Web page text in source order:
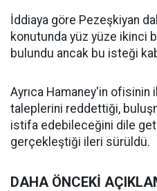
İddiaya göre Pezeşkiyan
konutunda yüz yüze ikinci
bulundu ancak bu isteği
Ayrıca Hamaney'in
taleplerini reddettiği,
istifa edebileceğini dile
gerçekleştiği ileri sürüldü.
DAHA ÖNCEKİ